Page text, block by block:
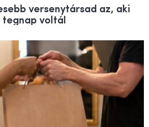
versenytársad az, aki
tegnap voltál